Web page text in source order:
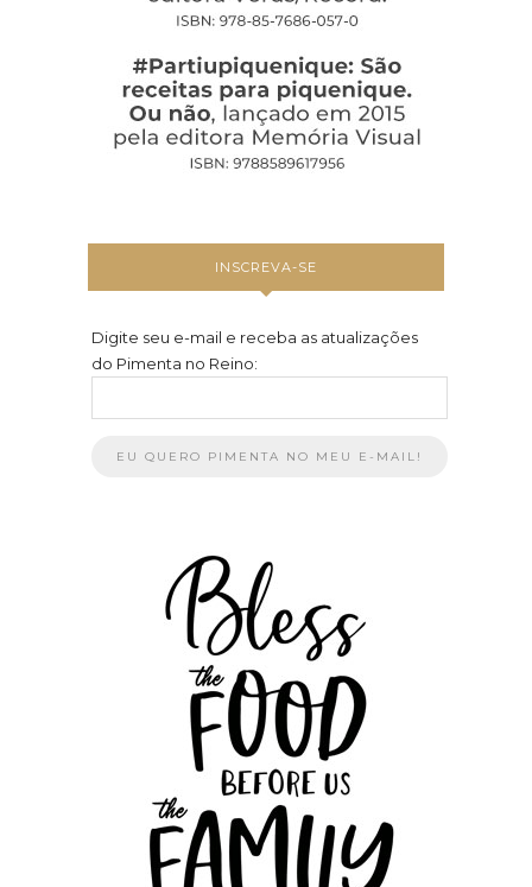
INSCREVA-SE
Digite seu e-mail e receba as atualizações
do Pimenta no Reino: